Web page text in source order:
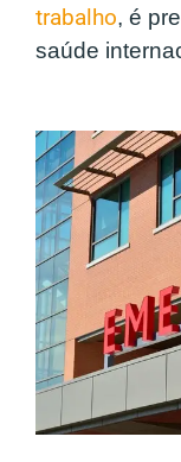
trabalho, é
saúde